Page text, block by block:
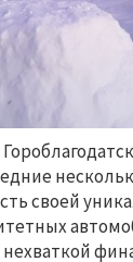
своей